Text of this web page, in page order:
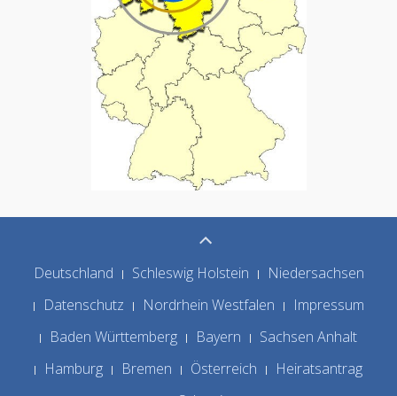
Deutschland Schleswig Holstein
Niedersachsen
Datenschutz
Nordrhein Westfalen
Impressum
Baden Württemberg
Bayern
Sachsen Anhalt
Hamburg
Bremen Österreich
Heiratsantrag